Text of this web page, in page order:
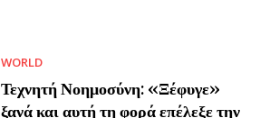
WORLD
Τεχνητή Νοημοσύνη: «Ξέφυγε»
ξανά και αυτή τη φορά επέλεξε την